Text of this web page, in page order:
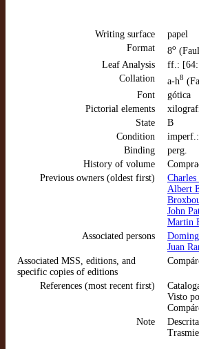
Writing surface
papel
Format
8o
Leaf Analysis
ff.: [64:
Collation
a-h8
Font
gótica
Pictorial elements
State
B
Condition
Binding
perg.
History of volume
Previous owners (oldest first)
Albert
John
Martin
Associated persons
Juan
Associated MSS, editions, and
specific copies of editions
References (most recent first)
Visto
Note